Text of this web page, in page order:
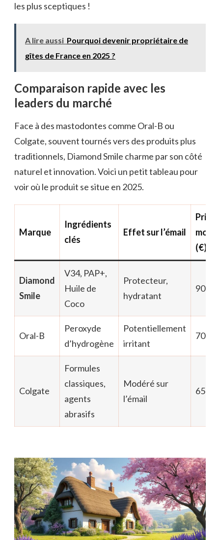
les plus sceptiques !
A lire aussi Pourquoi devenir propriétaire de
gîtes de France en 2025 ?
Comparaison rapide avec les
leaders du marché
Face à des mastodontes comme Oral-B ou
Colgate, souvent tournés vers des produits plus
traditionnels, Diamond Smile charme par son côté
naturel et innovation. Voici un petit tableau pour
voir où le produit se situe en 2025.
Marque
Ingrédients
clés
Effet sur l’émail
Prix
(€)
Diamond
Smile
V34, PAP+,
Huile de
Coco
Protecteur,
hydratant
90
Oral-B
Peroxyde
d’hydrogène
Potentiellement
irritant
70
Colgate
Formules
classiques,
agents
abrasifs
Modéré sur
l’émail
65